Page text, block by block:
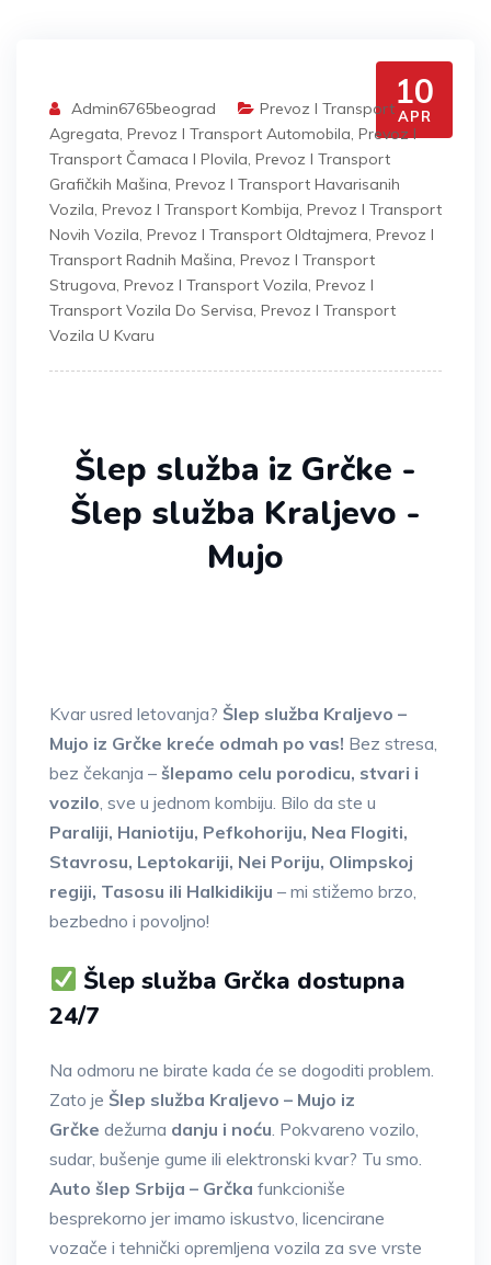
10
APR
Admin6765beograd
Prevoz I Transport
Agregata, Prevoz I Transport Automobila, Prevoz I
Transport Čamaca I Plovila, Prevoz I Transport
Grafičkih Mašina, Prevoz I Transport Havarisanih
Vozila, Prevoz I Transport Kombija, Prevoz I Transport
Novih Vozila, Prevoz I Transport Oldtajmera, Prevoz I
Transport Radnih Mašina, Prevoz I Transport
Strugova, Prevoz I Transport Vozila, Prevoz I
Transport Vozila Do Servisa, Prevoz I Transport
Vozila U Kvaru
Šlep služba iz Grčke -
Šlep služba Kraljevo -
Mujo
Kvar usred letovanja? Šlep služba Kraljevo –
Mujo iz Grčke kreće odmah po vas! Bez stresa,
bez čekanja – šlepamo celu porodicu, stvari i
vozilo, sve u jednom kombiju. Bilo da ste u
Paraliji, Haniotiju, Pefkohoriju, Nea Flogiti,
Stavrosu, Leptokariji, Nei Poriju, Olimpskoj
regiji, Tasosu ili Halkidikiju – mi stižemo brzo,
bezbedno i povoljno!
Šlep služba Grčka dostupna
24/7
Na odmoru ne birate kada će se dogoditi problem.
Zato je Šlep služba Kraljevo – Mujo iz
Grčke dežurna danju i noću. Pokvareno vozilo,
sudar, bušenje gume ili elektronski kvar? Tu smo.
Auto šlep Srbija – Grčka funkcioniše
besprekorno jer imamo iskustvo, licencirane
vozače i tehnički opremljena vozila za sve vrste